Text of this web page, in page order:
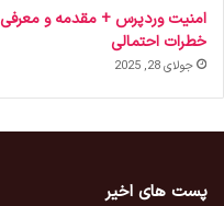
امنیت وردپرس + مقدمه و معرفی
خطرات احتمالی
جولای 28, 2025
پست های اخیر